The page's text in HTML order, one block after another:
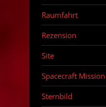
Raumfahrt
Rezension
Site
Spacecraft
Sternbild